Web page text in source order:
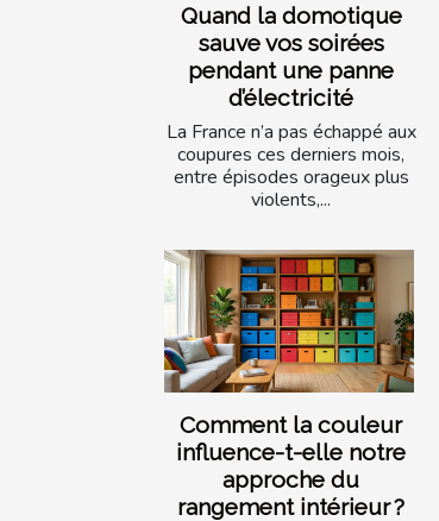
Quand la domotique
sauve vos soirées
pendant une panne
d’électricité
La France n’a pas échappé aux
coupures ces derniers mois,
entre épisodes orageux plus
violents,...
Comment la couleur
influence-t-elle notre
approche du
rangement intérieur ?